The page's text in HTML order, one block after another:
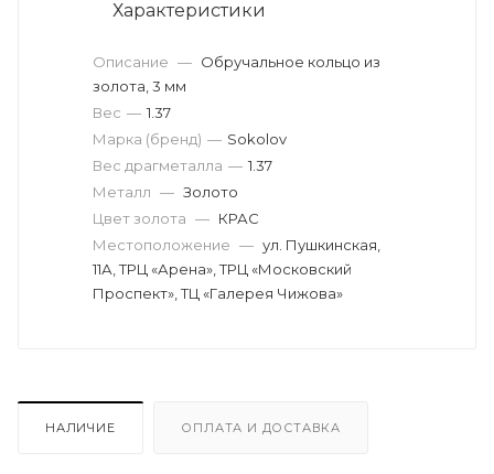
Характеристики
Описание — Обручальное кольцо из
золота, 3 мм
Вес драгметалла — 1.37
Марка (бренд) — Sokolov
Вес — 1.37
Металл — Золото
Цвет золота — КРАС
Местоположение — ул. Пушкинская,
11А, ТРЦ «Арена», ТРЦ «Московский
Проспект», ТЦ «Галерея Чижова»
НАЛИЧИЕ ОПЛАТА И ДОСТАВКА